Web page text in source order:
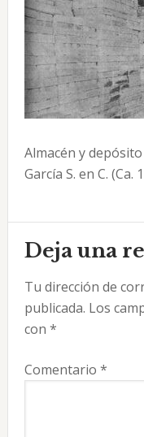
Almacén y
García S. en C. (Ca.
con
los
lectores
Deja una
Tu dirección de
publicada. Los
con *
Comentario *